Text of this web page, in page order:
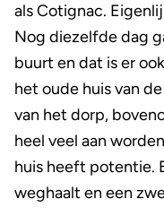
als Cotignac.
Nog diezelfde dag
buurt en dat is er
het oude huis van
van het dorp,
heel veel aan
huis heeft potentie.
weghaalt en een